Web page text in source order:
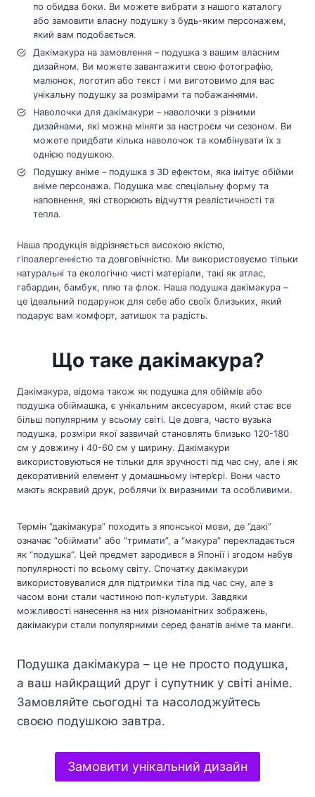
по обидва боки. Ви можете вибрати з нашого каталогу
або замовити власну подушку з будь-яким персонажем,
який вам подобається.
Дакімакура на замовлення – подушка з вашим власним
дизайном. Ви можете завантажити свою фотографію,
малюнок, логотип або текст і ми виготовимо для вас
унікальну подушку за розмірами та побажаннями.
Наволочки для дакімакури – наволочки з різними
дизайнами, які можна міняти за настроєм чи сезоном. Ви
можете придбати кілька наволочок та комбінувати їх з
однією подушкою.
Подушку аніме – подушка з 3D ефектом, яка імітує обійми
аніме персонажа. Подушка має спеціальну форму та
наповнення, які створюють відчуття реалістичності та
тепла.
Наша продукція відрізняється високою якістю,
гіпоалергенністю та довговічністю. Ми використовуємо тільки
натуральні та екологічно чисті матеріали, такі як атлас,
габардин, бамбук, плю та флок. Наша подушка дакімакура –
це ідеальний подарунок для себе або своїх близьких, який
подарує вам комфорт, затишок та радість.
Що таке дакімакура?
Дакімакура, відома також як подушка для обіймів або
подушка обіймашка, є унікальним аксесуаром, який стає все
більш популярним у всьому світі. Це довга, часто вузька
подушка, розміри якої зазвичай становлять близько 120-180
см у довжину і 40-60 см у ширину. Дакімакури
використовуються не тільки для зручності під час сну, але і як
декоративний елемент у домашньому інтер’єрі. Вони часто
мають яскравий друк, роблячи їх виразними та особливими.
Термін “дакімакура” походить з японської мови, де “дакі”
означає “обіймати” або “тримати”, а “макура” перекладається
як “подушка”. Цей предмет зародився в Японії і згодом набув
популярності по всьому світу. Спочатку дакімакури
використовувалися для підтримки тіла під час сну, але з
часом вони стали частиною поп-культури. Завдяки
можливості нанесення на них різноманітних зображень,
дакімакури стали популярними серед фанатів аніме та манги.
Подушка дакімакура – це не просто подушка,
а ваш найкращий друг і супутник у світі аніме.
Замовляйте сьогодні та насолоджуйтесь
своєю подушкою завтра.
Замовити унікальний дизайн